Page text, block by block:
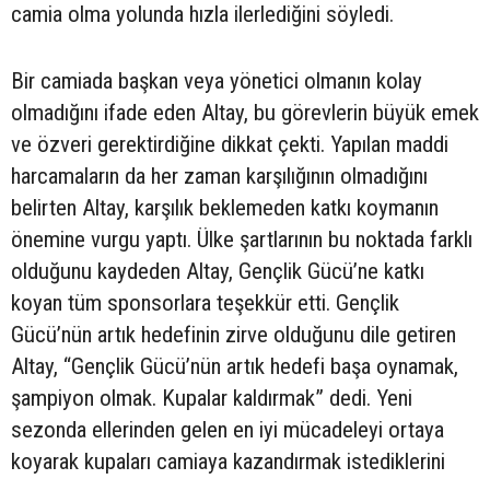
camia olma yolunda hızla ilerlediğini söyledi.
Bir camiada başkan veya yönetici olmanın kolay
olmadığını ifade eden Altay, bu görevlerin büyük emek
ve özveri gerektirdiğine dikkat çekti. Yapılan maddi
harcamaların da her zaman karşılığının olmadığını
belirten Altay, karşılık beklemeden katkı koymanın
önemine vurgu yaptı. Ülke şartlarının bu noktada farklı
olduğunu kaydeden Altay, Gençlik Gücü’ne katkı
koyan tüm sponsorlara teşekkür etti. Gençlik
Gücü’nün artık hedefinin zirve olduğunu dile getiren
Altay, “Gençlik Gücü’nün artık hedefi başa oynamak,
şampiyon olmak. Kupalar kaldırmak” dedi. Yeni
sezonda ellerinden gelen en iyi mücadeleyi ortaya
koyarak kupaları camiaya kazandırmak istediklerini